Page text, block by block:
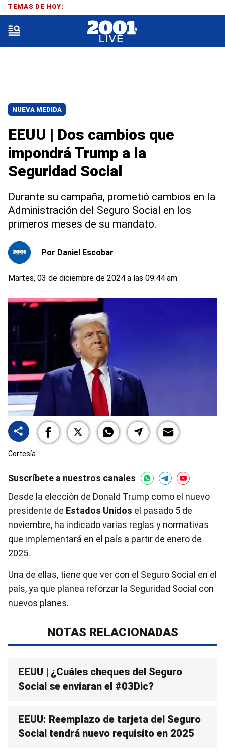
NUEVA MEDIDA
EEUU | Dos cambios que
impondrá Trump a la
Seguridad Social
Durante su campaña, prometió cambios en la
Administración del Seguro Social en los
primeros meses de su mandato.
Por Daniel Escobar
Martes, 03 de diciembre de 2024 a las 09:44 am
Cortesía
Suscríbete a nuestros canales
Desde la elección de Donald Trump como el nuevo
presidente de Estados Unidos el pasado 5 de
noviembre, ha indicado varias reglas y normativas
que implementará en el país a partir de enero de
2025.
Una de ellas, tiene que ver con el Seguro Social en el
país, ya que planea reforzar la Seguridad Social con
nuevos planes.
NOTAS RELACIONADAS
EEUU | ¿Cuáles cheques del Seguro
Social se enviaran el #03Dic?
EEUU: Reemplazo de tarjeta del Seguro
Social tendrá nuevo requisito en 2025
TEMAS DE HOY: